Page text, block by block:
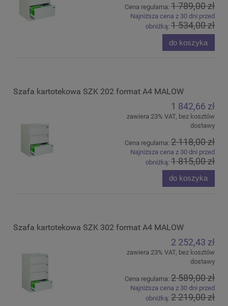
Cena regularna: 1 789,00 zł
Najniższa cena z 30 dni przed
obniżką: 1 534,00 zł
do koszyka
Szafa kartotekowa SZK 202 format A4 MALOW
1 842,66 zł
zawiera 23% VAT, bez kosztów
dostawy
Cena regularna: 2 118,00 zł
Najniższa cena z 30 dni przed
obniżką: 1 815,00 zł
do koszyka
Szafa kartotekowa SZK 302 format A4 MALOW
2 252,43 zł
zawiera 23% VAT, bez kosztów
dostawy
Cena regularna: 2 589,00 zł
Najniższa cena z 30 dni przed
obniżką: 2 219,00 zł